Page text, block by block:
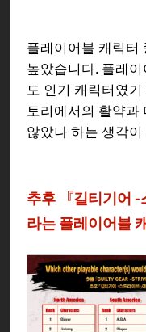
플레이어블 캐릭터
높았습니다. 플레
도 인기 캐릭터였
토리에서의 활약과
않았나 하는 생각
추후 『길티기어
라는 플레이어블